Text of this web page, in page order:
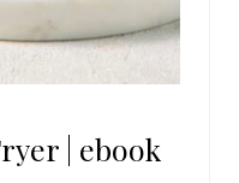
| ebook